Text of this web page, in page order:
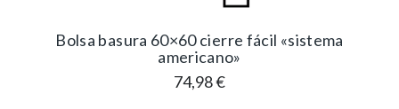
Bolsa basura 60×60 cierre fácil «sistema
americano»
74,98€